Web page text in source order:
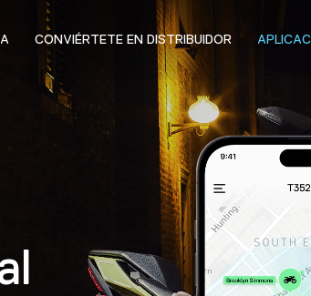
CONVIÉRTETE EN DISTRIBUIDOR